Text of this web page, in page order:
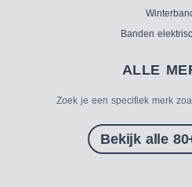
Banden
ALLE
Zoek je een specifiek merk
Bekijk alle